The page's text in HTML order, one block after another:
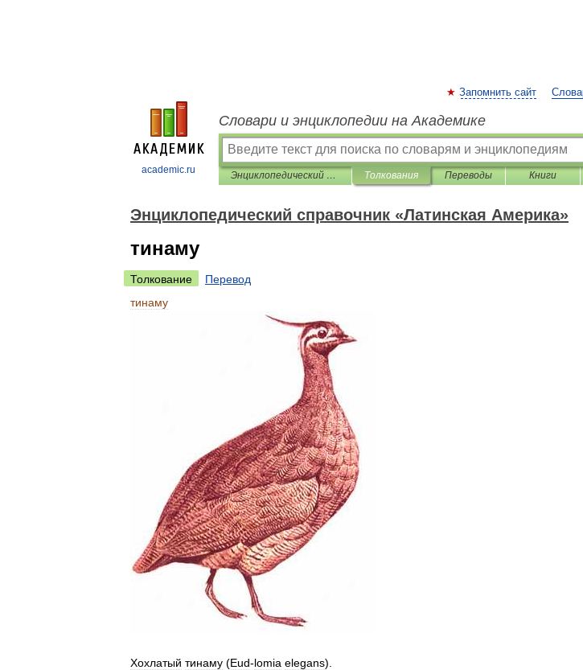
academic.ru
Запомнить сайт
Словари и энциклопедии на Академике
Энциклопедический справочник «Латинская Америка» Толкования Переводы Книги
Энциклопедический справочник «Латинская Америка»
тинаму
Толкование
Перевод
тинаму
Хохлатый тинаму (Eud-lomia elegans).